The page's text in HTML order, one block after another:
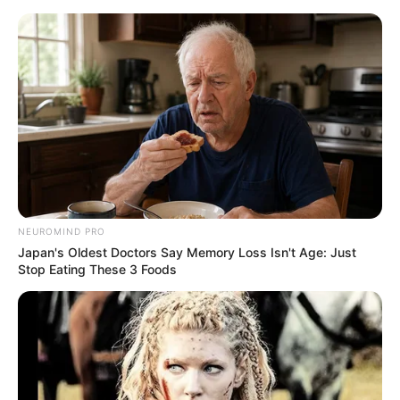
Burg Burghausen - Die längste Burg in
Deutschland
Burghausen Veranstaltungen Hotels
zurück Burghausen weiter »
NEUROMIND PRO
Japan's Oldest Doctors Say Memory Loss Isn't Age: Just
Stop Eating These 3 Foods
BRAINBERRIES
Tarantino’s Latest Effort Will Probably Be His Best To Date